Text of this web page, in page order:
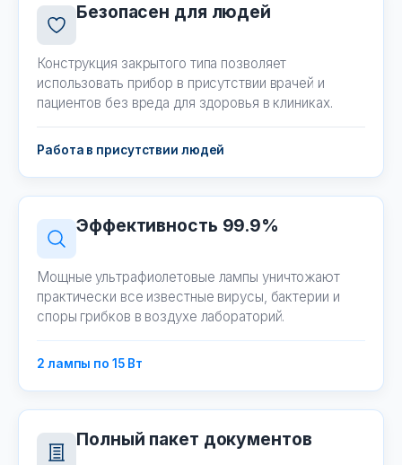
Безопасен для людей
Конструкция закрытого типа позволяет
использовать прибор в присутствии врачей и
пациентов без вреда для здоровья в клиниках.
Работа в присутствии людей
Эффективность 99.9%
Мощные ультрафиолетовые лампы уничтожают
практически все известные вирусы, бактерии и
споры грибков в воздухе лабораторий.
2 лампы по 15 Вт
Полный пакет документов